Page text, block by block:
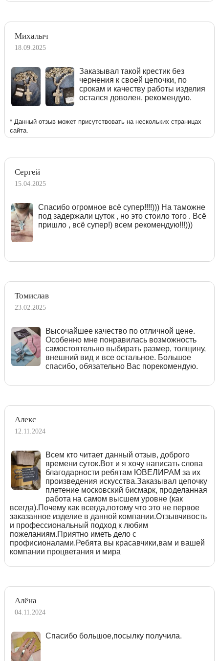
Михалыч
18.09.2025
Заказывал такой крестик без
чернения к своей цепочки, по
срокам и качеству работы изделия
остался доволен, рекомендую.
* Данный отзыв может присутствовать на нескольких страницах
сайта.
Сергей
15.04.2025
Спасибо огромное всё супер!!!!))) На таможне
под задержали цуток , но это стоило того . Всё
пришло , всё супер!) всем рекомендую!!!)))
Томислав
23.02.2025
Высочайшее качество по отличной цене.
Особенно мне понравилась возможность
самостоятельно выбирать размер, толщину,
внешний вид и все остальное. Большое
спасибо, обязательно Вас порекомендую.
Алекс
12.11.2024
Всем кто читает данный отзыв, доброго
времени суток.Вот и я хочу написать слова
благодарности ребятам ЮВЕЛИРАМ за их
произведения искусства.Заказывал цепочку
плетение московский бисмарк, проделанная
работа на самом высшем уровне (как
всегда).Почему как всегда,потому что это не первое
заказанное изделие в данной компании.Отзывчивость
и профессиональный подход к любим
пожеланиям.Приятно иметь дело с
профисионалами.Ребята вы красавчики,вам и вашей
компании процветания и мира
Алёна
04.11.2024
Спасибо большое,посылку получила.